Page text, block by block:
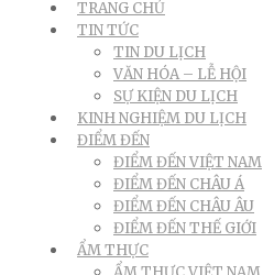
TRANG CHỦ
TIN TỨC
TIN DU LỊCH
VĂN HÓA – LỄ HỘI
SỰ KIỆN DU LỊCH
KINH NGHIỆM DU LỊCH
ĐIỂM ĐẾN
ĐIỂM ĐẾN VIỆT NAM
ĐIỂM ĐẾN CHÂU Á
ĐIỂM ĐẾN CHÂU ÂU
ĐIỂM ĐẾN THẾ GIỚI
ẨM THỰC